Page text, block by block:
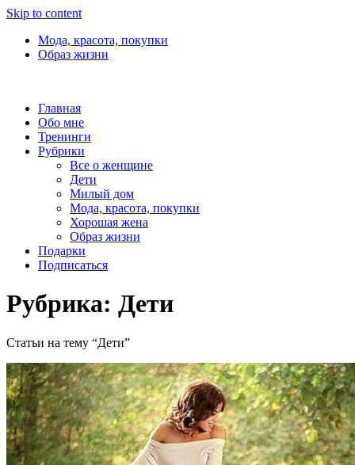
Skip to content
Мода, красота, покупки
Образ жизни
Главная
Обо мне
Тренинги
Рубрики
Все о женщине
Дети
Милый дом
Мода, красота, покупки
Хорошая жена
Образ жизни
Подарки
Подписаться
Рубрика: Дети
Статьи на тему “Дети”